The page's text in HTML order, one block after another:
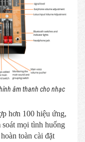
âm thanh cho nhạc
hơn 100 hiệu ứng,
mọi tình huống
toàn cài đặt